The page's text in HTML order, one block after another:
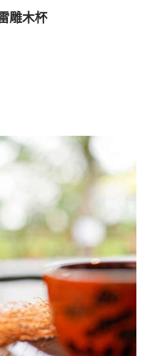
雕木杯